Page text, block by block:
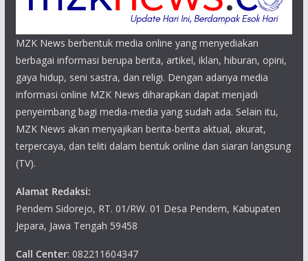
MZK News berbentuk media online yang menyediakan
berbagai informasi berupa berita, artikel, iklan, hiburan, opini,
gaya hidup, seni sastra, dan religi. Dengan adanya media
informasi online MZK News diharapkan dapat menjadi
penyeimbang bagi media-media yang sudah ada. Selain itu,
MZK News akan menyajikan berita-berita aktual, akurat,
terpercaya, dan teliti dalam bentuk online dan siaran langsung
(TV).
Alamat Redaksi:
Pendem Sidorejo, RT. 01/RW. 01 Desa Pendem, Kabupaten
Jepara, Jawa Tengah 59458
Call Center: 082211604347